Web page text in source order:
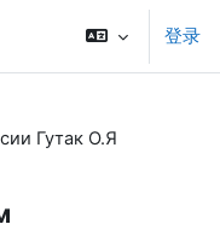
登录
Гутак О.Я